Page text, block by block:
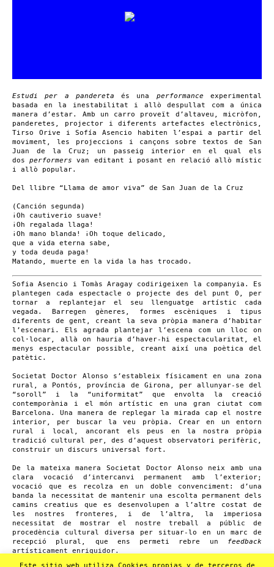
Estudi per a pandereta és una performance experimental
basada en la inestabilitat i allò despullat com a única
manera d’estar. Amb un carro proveït d’altaveu, micròfon,
panderetes, projector i diferents artefactes electrònics,
Tirso Orive i Sofía Asencio habiten l’espai a partir del
moviment, les projeccions i cançons sobre textos de San
Juan de la Cruz; un passeig interior en el qual els
dosperformers van editant i posant en relació allò místic
i allò popular.
Del llibre “Llama de amor viva” de San Juan de la Cruz
(Canción segunda)
¡Oh cautiverio suave!
¡Oh regalada llaga!
¡Oh mano blanda! ¡Oh toque delicado,
que a vida eterna sabe,
y toda deuda paga!
Matando, muerte en la vida la has trocado.
Sofia Asencio i Tomàs Aragay codirigeixen la companyia. Es
plantegen cada espectacle o projecte des del punt 0, per
tornar a replantejar el seu llenguatge artístic cada
vegada. Barregen gèneres, formes escèniques i tipus
diferents de gent, creant la seva pròpia manera d’habitar
l’escenari. Els agrada plantejar l’escena com un lloc on
col·locar, allà on hauria d’haver-hi espectacularitat, el
menys espectacular possible, creant així una poètica del
patètic.
Societat Doctor Alonso s’estableix físicament en una zona
rural, a Pontós, província de Girona, per allunyar-se del
“soroll” i la “uniformitat” que envolta la creació
contemporània i el món artístic en una gran ciutat com
Barcelona. Una manera de replegar la mirada cap el nostre
interior, per buscar la veu pròpia. Crear en un entorn
rural i local, ancorant els peus en la nostra pròpia
tradició cultural per, des d’aquest observatori perifèric,
construir un discurs universal fort.
De la mateixa manera Societat Doctor Alonso neix amb una
clara vocació d’intercanvi permanent amb l’exterior;
vocació que es recolza en un doble convenciment: d’una
banda la necessitat de mantenir una escolta permanent dels
camins creatius que es desenvolupen a l’altre costat de
les nostres fronteres, i de l’altra, la imperiosa
necessitat de mostrar el nostre treball a públic de
procedència cultural diversa per situar-lo en un marc de
recepció plural, que ens permeti rebre un feedback
artísticament enriquidor.